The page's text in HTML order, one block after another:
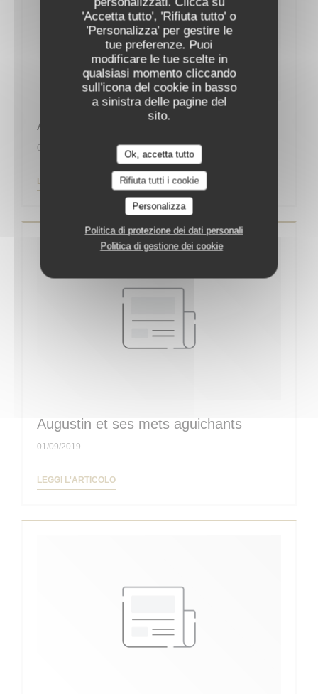
'Accetta tutto', 'Rifiuta tutto' o
'Personalizza' per gestire le
tue preferenze. Puoi
modificare le tue scelte in
qualsiasi momento cliccando
sull'icona del cookie in basso
a sinistra delle pagine del
sito.
Ok, accetta tutto
Rifiuta tutti i cookie
Personalizza
Politica di protezione dei dati personali
Politica di gestione dei cookie
Augustin, la nouvelle bonne adresse
01/09/2019
LEGGI L'ARTICOLO ((APRE UNA NUOVA FINESTRA))
Augustin et ses mets aguichants
01/09/2019
LEGGI L'ARTICOLO((APRE UNA NUOVA FINESTRA))